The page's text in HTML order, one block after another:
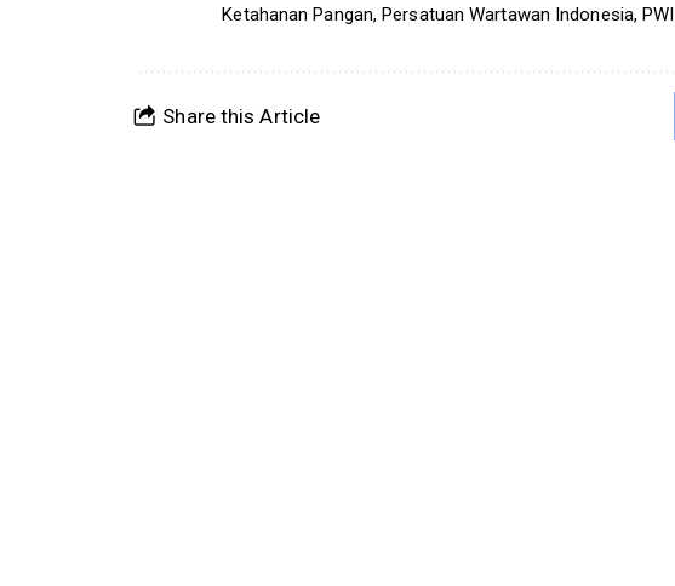
Ketahanan Pangan,Persatuan Wartawan Indonesia,PWI
Share this Article